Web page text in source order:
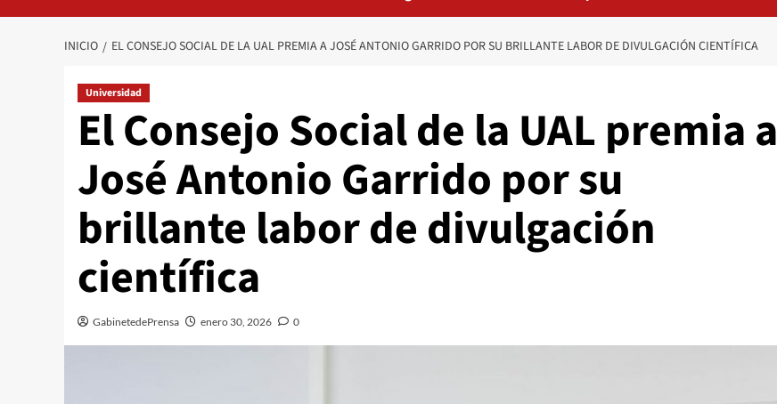
INICIO EL CONSEJO SOCIAL DE LA UAL PREMIA A JOSÉ ANTONIO GARRIDO POR SU BRILLANTE LABOR DE DIVULGACIÓN CIENTÍFICA
Universidad
El Consejo Social de la UAL premia a
José Antonio Garrido por su
brillante labor de divulgación
científica
GabinetedePrensa enero 30, 2026 0